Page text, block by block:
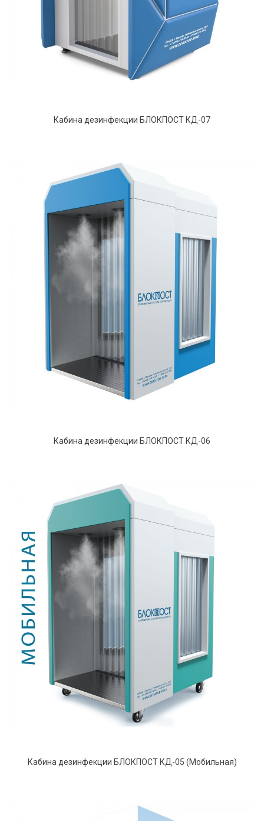
Кабина дезинфекции БЛОКПОСТ КД-07
Кабина дезинфекции БЛОКПОСТ КД-06
Кабина дезинфекции БЛОКПОСТ КД-05 (Мобильная)